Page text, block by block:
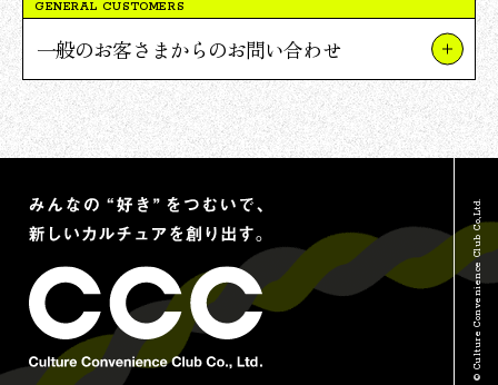
報道関連・ご取材等について
その他のお問い合わせ
GENERAL CUSTOMERS
一般のお客さまからのお問い合わせ
TSUTAYAについて
蔦屋書店について
© Culture Convenience Club Co.,Ltd.